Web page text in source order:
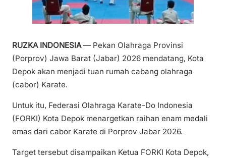
RUZKA INDONESIA— Pekan Olahraga Provinsi
(Porprov) Jawa Barat (Jabar) 2026 mendatang, Kota
Depok akan menjadi tuan rumah cabang olahraga
(cabor) Karate.
Untuk itu, Federasi Olahraga Karate-Do Indonesia
(FORKI) Kota Depok menargetkan raihan enam medali
emas dari cabor Karate di Porprov Jabar 2026.
Target tersebut disampaikan Ketua FORKI Kota Depok,